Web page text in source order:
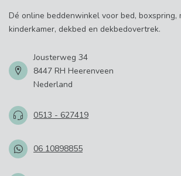
Dé online beddenwinkel voor bed, boxspring,
kinderkamer, dekbed en dekbedovertrek.
Jousterweg 34
8447 RH Heerenveen
Nederland
0513 - 627419
06 10898855